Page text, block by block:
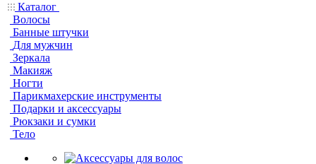
Каталог
Волосы
Банные штучки
Для мужчин
Зеркала
Макияж
Ногти
Парикмахерские инструменты
Подарки и аксессуары
Рюкзаки и сумки
Тело